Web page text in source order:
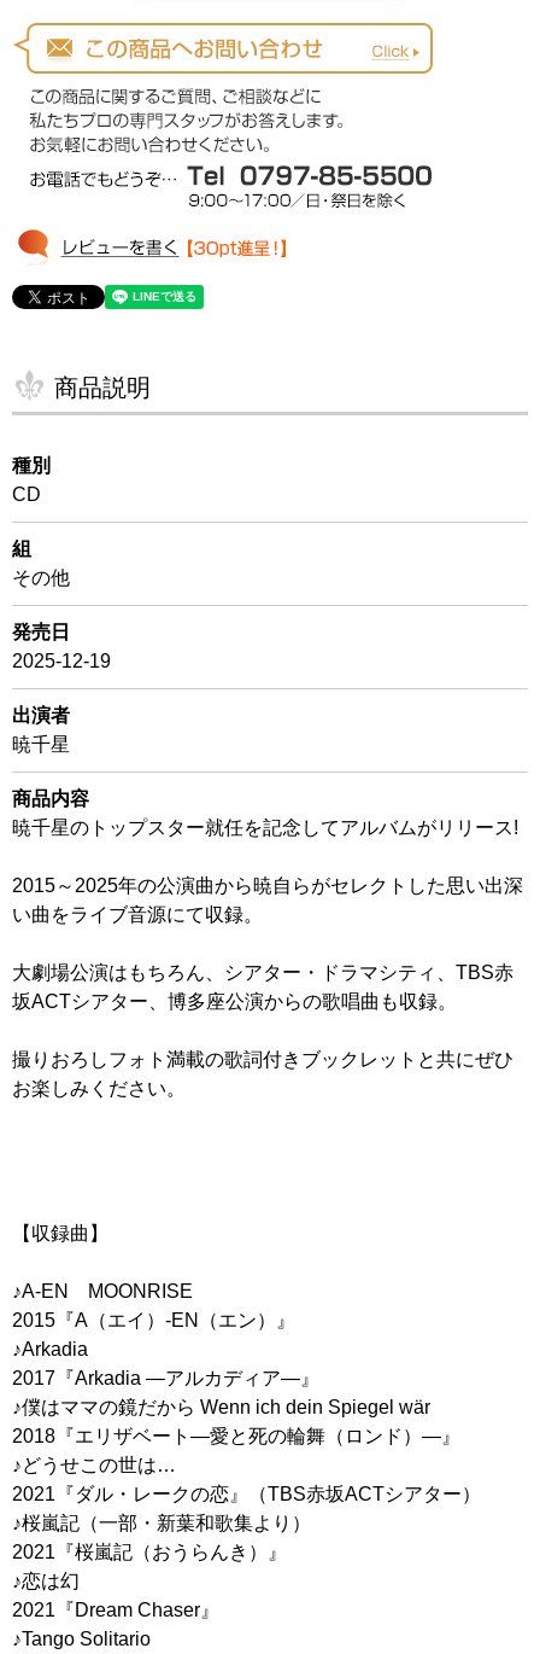
商品説明
種別
CD
組
その他
発売日
2025-12-19
出演者
暁千星
商品内容
暁千星のトップスター就任を記念してアルバムがリリース!
2015～2025年の公演曲から暁自らがセレクトした思い出深
い曲をライブ音源にて収録。
大劇場公演はもちろん、シアター・ドラマシティ、TBS赤
坂ACTシアター、博多座公演からの歌唱曲も収録。
撮りおろしフォト満載の歌詞付きブックレットと共にぜひ
お楽しみください。
【収録曲】
♪A-EN MOONRISE
2015『A（エイ）-EN（エン）』
♪Arkadia
2017『Arkadia ―アルカディア―』
♪僕はママの鏡だから Wenn ich dein Spiegel wär
2018『エリザベート―愛と死の輪舞（ロンド）―』
♪どうせこの世は…
2021『ダル・レークの恋』（TBS赤坂ACTシアター）
♪桜嵐記（一部・新葉和歌集より）
2021『桜嵐記（おうらんき）』
♪恋は幻
2021『Dream Chaser』
♪Tango Solitario